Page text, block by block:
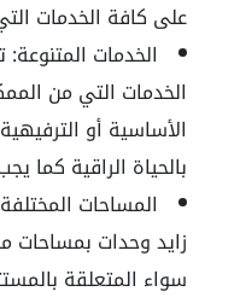
على كافة الخدمات
الخدمات المتنوعة:
الخدمات التي من
الأساسية أو
بالحياة الراقية كما
المساحات
زايد وحدات بمساحات
سواء المتعلقة